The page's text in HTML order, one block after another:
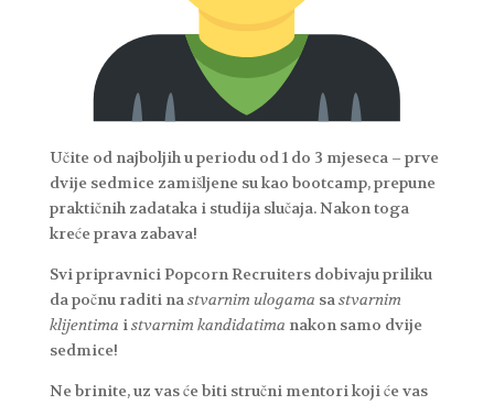
Učite od najboljih u periodu od 1 do 3 mjeseca – prve
dvije sedmice zamišljene su kao bootcamp, prepune
praktičnih zadataka i studija slučaja. Nakon toga
kreće prava zabava!
Svi pripravnici Popcorn Recruiters dobivaju priliku
da počnu raditi nastvarnim ulogama sastvarnim
klijentima istvarnim kandidatima nakon samo dvije
sedmice!
Ne brinite, uz vas će biti stručni mentori koji će vas